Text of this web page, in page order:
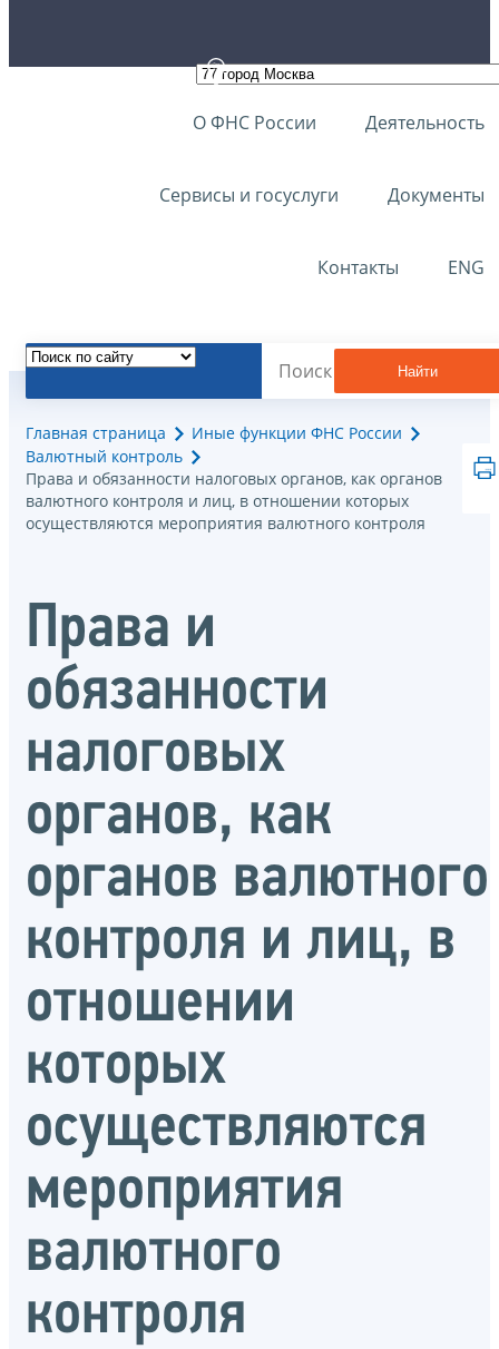
О ФНС России Деятельность
Сервисы и госуслуги Документы
Контакты ENG
Найти
Главная страница
Иные функции ФНС России
Валютный контроль
Права и обязанности налоговых органов, как органов
валютного контроля и лиц, в отношении которых
осуществляются мероприятия валютного контроля
Права и
обязанности
налоговых
органов, как
органов валютного
контроля и лиц, в
отношении
которых
осуществляются
мероприятия
валютного
контроля